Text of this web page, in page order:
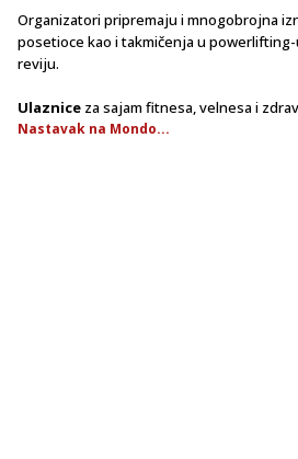
Organizatori pripremaju i mnogobrojna
posetioce kao i takmičenja u
reviju.
Ulaznice za sajam fitnesa, velnesa i
Nastavak na Mondo...